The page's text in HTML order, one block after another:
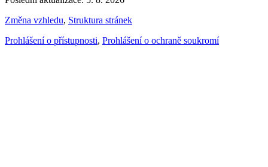
Změna vzhledu, Struktura stránek
Prohlášení o přístupnosti, Prohlášení o ochraně soukromí